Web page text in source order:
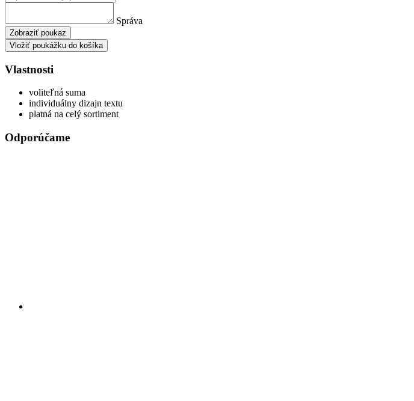
Správa
Zobraziť poukaz
Vložiť poukážku do košíka
Vlastnosti
voliteľná suma
individuálny dizajn textu
platná na celý sortiment
Odporúčame